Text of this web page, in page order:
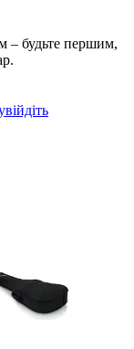
– будьте першим,